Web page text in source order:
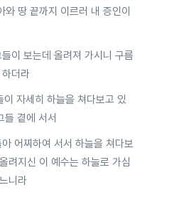
땅 끝까지 이르러 내 증인이
이 보는데 올려져 가시니 구름
더라
자세히 하늘을 쳐다보고 있
들 곁에 서서
어찌하여 서서 하늘을 쳐다보
려지신 이 예수는 하늘로 가심
니라